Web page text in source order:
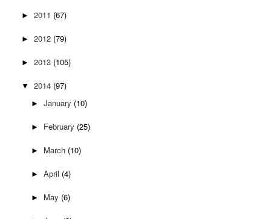
► 2011 (67)
► 2012 (79)
► 2013 (105)
▼ 2014 (97)
► January (10)
► February (25)
► March (10)
► April (4)
► May (6)